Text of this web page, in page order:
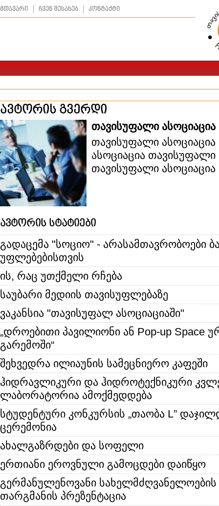
მთავარი ჩვენ შესახებ კონტაქტი
ავტორის გვერდი
თავისუფალი ასოციაცია
თავისუფალი
ასოციაცია თავისუფალი
თავისუფალი ასოციაცია
ავტორის სტატიები
გადაცემა "სოციო" - არასამთავრობოები
უფლებებისთვის
ის, რაც უთქმელი რჩება
საუბარი მედიის თავისუფლებაზე
ვაკანსია "თავისუფალ ასოციაციაში"
„დროებითი პავილიონი ან Pop-up Space
გარემოში“
შეხვედრა ილიაუნის სამეცნიერო კაფეში
ჰიდრავლიკური და ჰიდროტექნიკური
ლაბორატორია ამოქმედდება
სტუდენტური კონკურსის „თაობა L”
ცერემონია
ახალგაზრდები და სოფელი
ერთიანი ეროვნული გამოცდები დაიწყო
გერმანულენოვანი
თარგმანის პრეზენტაცია